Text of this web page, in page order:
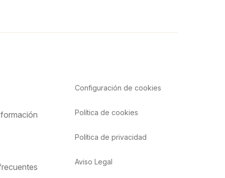
Configuración de cookies
Política de cookies
Política de privacidad
Aviso Legal